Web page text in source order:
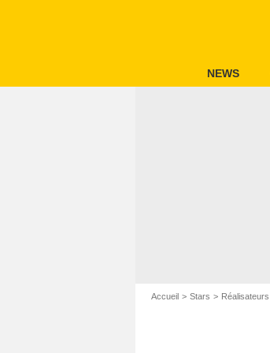
NEWS
Accueil Stars Réalisateurs